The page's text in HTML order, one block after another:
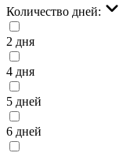
Количество дней:
2 дня
4 дня
5 дней
6 дней